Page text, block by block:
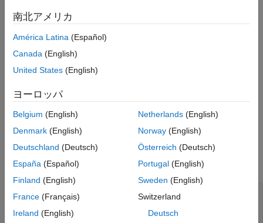
オブジェクト関数
例
バージョン履歴
参考
説明
GroundTrack
は、シナリオ内の衛星またはプラットフォームに属
するグラウンド トラックオブジェクトを定義します。
作成
Satellite または
ェクト関数を使用してGroundTrackオブジェクトを作成できま
す。
プロパティ
すべて展開する
LeadTime 地上軌跡を可視化する期間
StartTime
値) |正のスカラー
南北アメリカ
América Latina (Español)
Canada (English)
United States (English)
ヨーロッパ
Belgium (English)
Denmark (English)
Deutschland (Deutsch)
España (Español)
Finland (English)
France (Français)
Ireland (English)
Netherlands(English)
Norway(English)
Österreich (Deutsch)
Portugal(English)
Sweden (English)
Switzerland
Deutsch